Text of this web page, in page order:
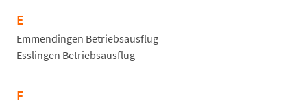
E
Emmendingen Betriebsausflug
Esslingen Betriebsausflug
F